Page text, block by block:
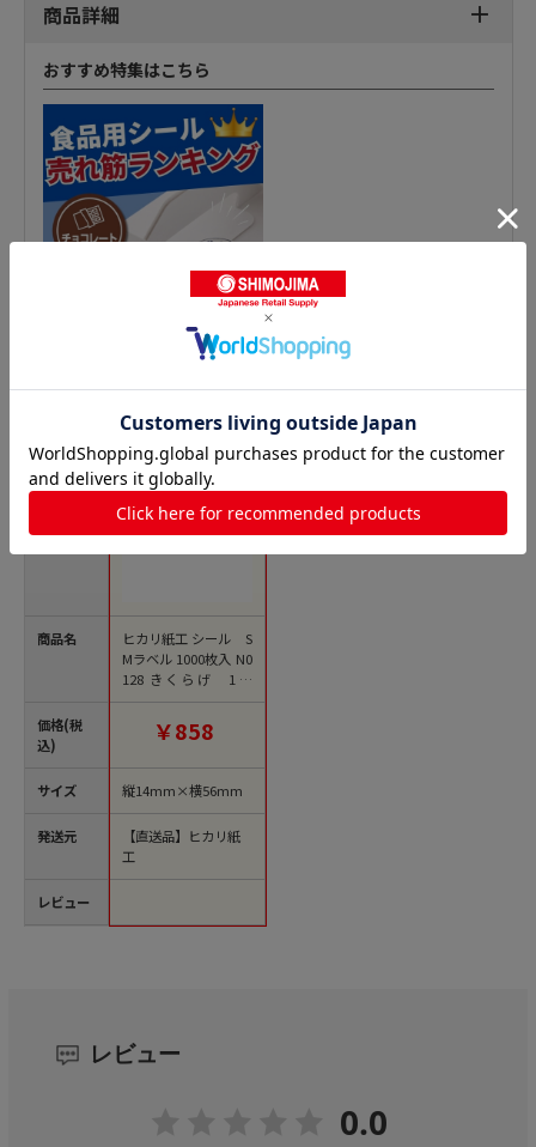
商品詳細
おすすめ特集はこちら
鮮魚シールの人気商品との比較
商品名
価格(税
込)
サイズ
発送元
レビュー
ヒカリ紙工 シール S
Mラベル 1000枚入 N0
128 きくらげ 1袋
（ご注文単位1袋）
￥858
縦14mm×横56mm
【直送品】ヒカリ紙
工
レビュー
0.0